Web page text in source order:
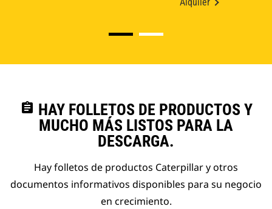
Alquiler
assignment HAY FOLLETOS DE PRODUCTOS Y
MUCHO MÁS LISTOS PARA LA
DESCARGA.
Hay folletos de productos Caterpillar y otros
documentos informativos disponibles para su negocio
en crecimiento.